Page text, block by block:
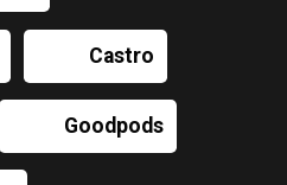
Castro
Goodpods